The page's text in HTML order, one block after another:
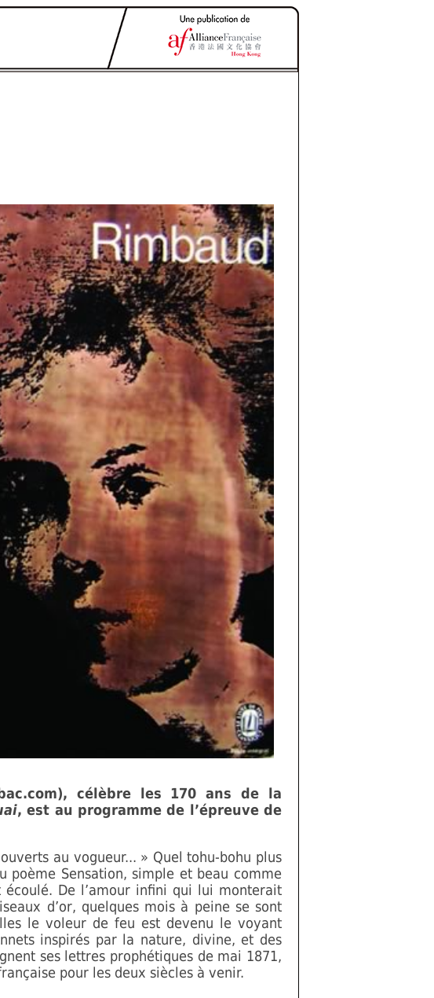
célèbre les 170 ans de la
, est au programme de l’épreuve de
au vogueur... » Quel tohu-bohu plus
poème Sensation, simple et beau comme
écoulé. De l’amour infini qui lui monterait
d’or, quelques mois à peine se sont
le voleur de feu est devenu le voyant
inspirés par la nature, divine, et des
ses lettres prophétiques de mai 1871,
pour les deux siècles à venir.